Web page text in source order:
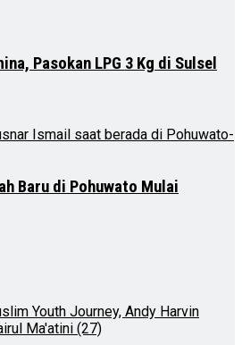
Pasokan LPG 3 Kg di Sulsel
Baru di Pohuwato Mulai